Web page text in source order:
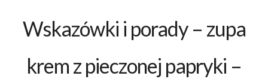
Wskazówki i porady – zupa
krem z pieczonej papryki –